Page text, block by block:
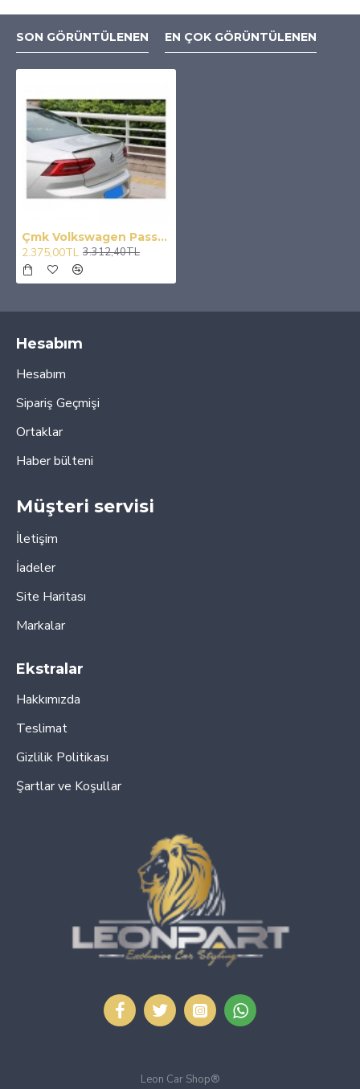
SON GÖRÜNTÜLENEN EN ÇOK GÖRÜNTÜLENEN
Çmk Volkswagen Passat B8 Spoiler Parlak Siyah
2.375,00TL 3.312,40TL
Hesabım
Hesabım
Sipariş Geçmişi
Ortaklar
Haber bülteni
Müşteri servisi
İletişim
İadeler
Site Haritası
Markalar
Ekstralar
Hakkımızda
Teslimat
Gizlilik Politikası
Şartlar ve Koşullar
Leon Car Shop®